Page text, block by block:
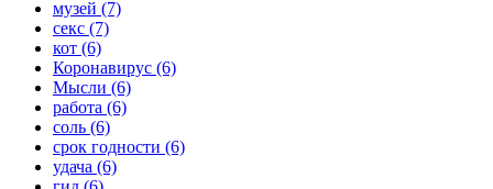
музей (7)
секс (7)
кот (6)
Коронавирус (6)
Мысли (6)
работа (6)
соль (6)
срок годности (6)
удача (6)